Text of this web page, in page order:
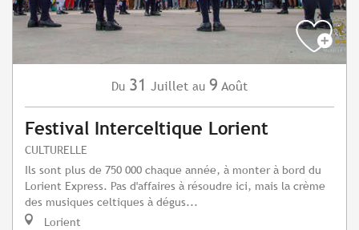
Du 31 Juillet au 9 Août
Festival Interceltique Lorient
CULTURELLE
Ils sont plus de 750 000 chaque année, à monter à bord du
Lorient Express. Pas d'affaires à résoudre ici, mais la crème
des musiques celtiques à dégus...
Lorient